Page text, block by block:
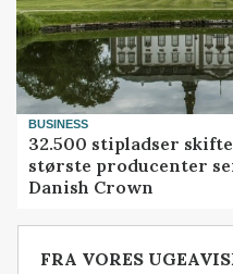
BUSINESS
32.500 stipladser
største producenter
Danish Crown
FRA VORES